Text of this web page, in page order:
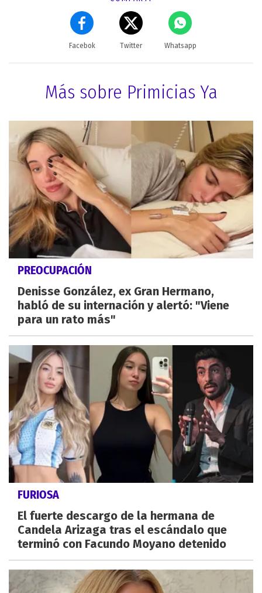
Facebok Twitter Whatsapp
Más sobre Primicias Ya
PREOCUPACIÓN
Denisse González, ex Gran Hermano,
habló de su internación y alertó: "Viene
para un rato más"
FURIOSA
El fuerte descargo de la hermana de
Candela Arizaga tras el escándalo que
terminó con Facundo Moyano detenido